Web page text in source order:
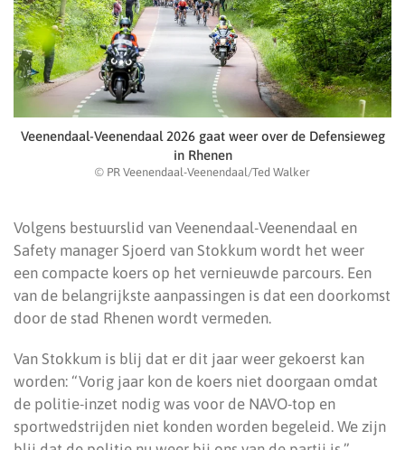
Veenendaal-Veenendaal 2026 gaat weer over de Defensieweg
in Rhenen
© PR Veenendaal-Veenendaal/Ted Walker
Volgens bestuurslid van Veenendaal-Veenendaal en
Safety manager Sjoerd van Stokkum wordt het weer
een compacte koers op het vernieuwde parcours. Een
van de belangrijkste aanpassingen is dat een doorkomst
door de stad Rhenen wordt vermeden.
Van Stokkum is blij dat er dit jaar weer gekoerst kan
worden: “Vorig jaar kon de koers niet doorgaan omdat
de politie-inzet nodig was voor de NAVO-top en
sportwedstrijden niet konden worden begeleid. We zijn